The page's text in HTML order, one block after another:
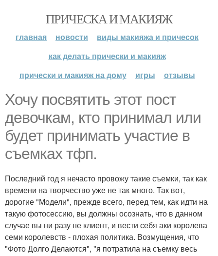
ПРИЧЕСКА И МАКИЯЖ
главная новости
виды макияжа и причесок
как делать прически и макияж
прически и макияж на дому
игры отзывы
Хочу посвятить этот пост
девочкам, кто принимал или
будет принимать участие в
съемках тфп.
Последний год я нечасто провожу такие съемки, так как
времени на творчество уже не так много. Так вот,
дорогие "Модели", прежде всего, перед тем, как идти на
такую фотосессию, вы должны осознать, что в данном
случае вы ни разу не клиент, и вести себя аки королева
семи королевств - плохая политика. Возмущения, что
"Фото Долго Делаются", "я потратила на съемку весь